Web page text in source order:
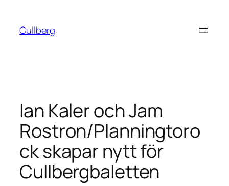
innehåll
Cullberg
Ian Kaler och Jam
Rostron/Planningtoro
ck skapar nytt för
Cullbergbaletten